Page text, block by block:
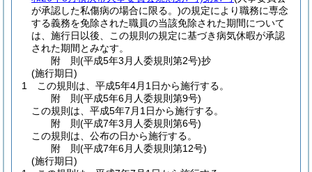
が承認した私傷病の場合に限る。)の規定により職務に専念
する義務を免除された職員の当該免除された期間について
は、施行日以後、この規則の規定に基づき病気休暇が承認
された期間とみなす。
附 則(平成5年3月 人委規則第2号)抄
(施行期日)
1
この規則は、平成5年4月1日から施行する。
附 則(平成5年6月 人委規則第9号)
この規則は、平成5年7月1日から施行する。
附 則(平成7年3月 人委規則第6号)
この規則は、公布の日から施行する。
附 則(平成7年6月 人委規則第12号)
(施行期日)